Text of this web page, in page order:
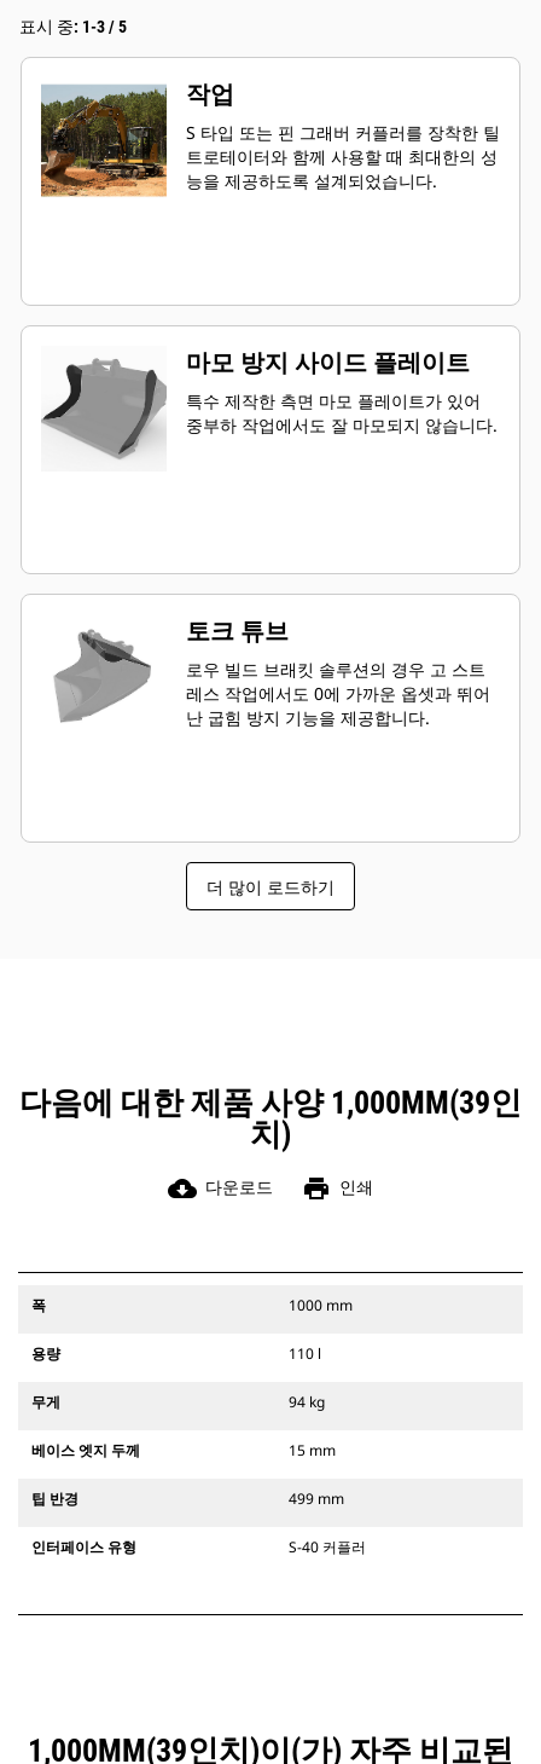
표시 중: 1-3 / 5
작업
S 타입 또는 핀 그래버 커플러를 장착한 틸
트로테이터와 함께 사용할 때 최대한의 성
능을 제공하도록 설계되었습니다.
마모 방지 사이드 플레이트
특수 제작한 측면 마모 플레이트가 있어
중부하 작업에서도 잘 마모되지 않습니다.
토크 튜브
로우 빌드 브래킷 솔루션의 경우 고 스트
레스 작업에서도 0에 가까운 옵셋과 뛰어
난 굽힘 방지 기능을 제공합니다.
더 많이 로드하기
다음에 대한 제품 사양 1,000MM(39인
치)
cloud_download 다운로드 print 인쇄
폭 1000 mm
용량 110 l
무게 94 kg
베이스 엣지 두께 15 mm
팁 반경 499 mm
인터페이스 유형 S-40 커플러
1,000MM(39인치)이(가) 자주 비교된